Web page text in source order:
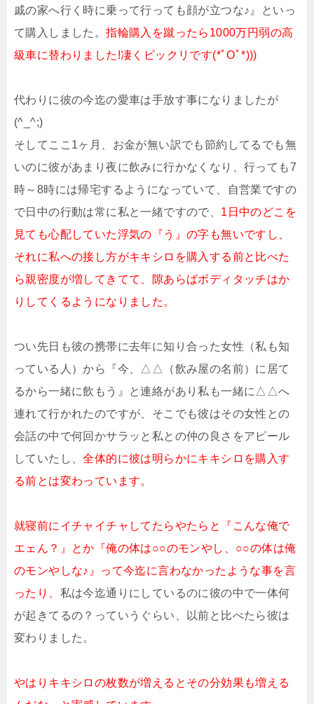
戚の家へ行く時に乗って行っても顔が立つな♪』といっ
て購入しました。指輪購入を蹴ったら1000万円弱の高
級車に替わりました!凄くビックリです(*ﾟOﾟ*)))
代わりに彼の今迄の愛車は手放す事になりましたが
(^_^;)
そしてここ1ヶ月、お金が無い訳でも節約してるでも無
いのに彼があまり夜に飲みに行かなくなり、行っても7
時～8時には帰宅するようになっていて、自営業ですの
で日中の行動は常に私と一緒ですので、 1日中のどこを
見ても心配していた浮気の『う』の字も無いですし、
それに私への接し方がキキシロを購入する前と比べた
ら親密度が増してきてて、隙あらばボディタッチはか
りしてくるようになりました。
つい先日も彼の携帯に去年に知り合った女性（私も知
っている人）から『今、△△（飲み屋の名前）に居て
るから一緒に飲もう』と連絡があり私も一緒に△△へ
連れて行かれたのですが、そこでも彼はその女性との
会話の中で何回かサラッと私との仲の良さをアピール
していたし、全体的に彼は明らかにキキシロを購入す
る前とは変わっています。
就寝前にイチャイチャしてたらやたらと『こんな俺で
エェん？』とか『俺の体は○○のモンやし、○○の体は俺
のモンやしな♪』って今迄に言わなかったような事を言
ったり、 私は今迄通りにしているのに彼の中で一体何
が起きてるの？っていうぐらい、以前と比べたら彼は
変わりました。
やはりキキシロの枚数が増えるとその分効果も増える